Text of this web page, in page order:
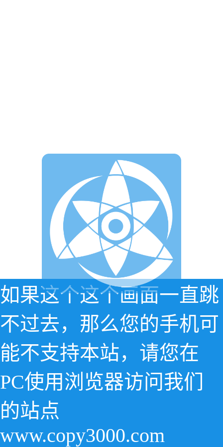
如果这个这个画面一直跳
不过去，那么您的手机可
能不支持本站，请您在
PC使用浏览器访问我们
的站点
www.copy3000.com